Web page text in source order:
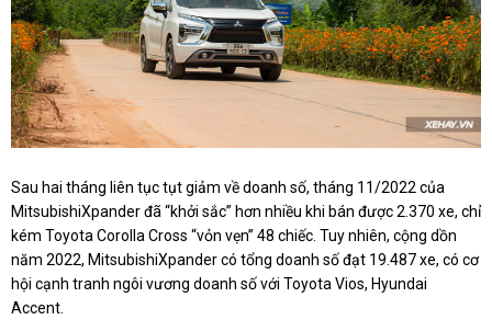
Sau hai tháng liên tục tụt giảm về doanh số, tháng 11/2022 của
MitsubishiXpander đã “khởi sắc” hơn nhiều khi bán được 2.370 xe, chỉ
kém Toyota Corolla Cross “vỏn vẹn” 48 chiếc. Tuy nhiên, cộng dồn
năm 2022, MitsubishiXpander có tổng doanh số đạt 19.487 xe, có cơ
hội cạnh tranh ngôi vương doanh số với Toyota Vios, Hyundai
Accent.